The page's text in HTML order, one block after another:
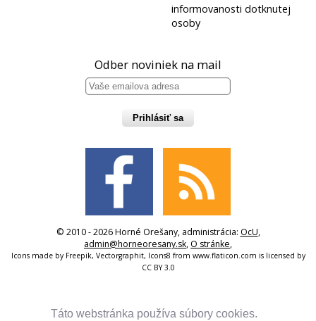
Táto webstránka používa súbory cookies.
informovanosti dotknutej
osoby
Odber noviniek na mail
Prihlásiť sa
© 2010 - 2026 Horné Orešany, administrácia: OcU,
admin@horneoresany.sk, O stránke,
Icons made by Freepik, Vectorgraphit, Icons8 from www.flaticon.com is licensed by
CC BY 3.0